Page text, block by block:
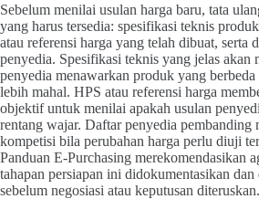
Sebelum menilai usulan harga baru, tata
yang harus tersedia: spesifikasi teknis
atau referensi harga yang telah dibuat, serta
penyedia. Spesifikasi teknis yang jelas akan
penyedia menawarkan produk yang
lebih mahal. HPS atau referensi harga
objektif untuk menilai apakah usulan
rentang wajar. Daftar penyedia pembanding
kompetisi bila perubahan harga perlu diuji
Panduan E-Purchasing merekomendasikan
tahapan persiapan ini didokumentasikan dan
sebelum negosiasi atau keputusan diteruskan.